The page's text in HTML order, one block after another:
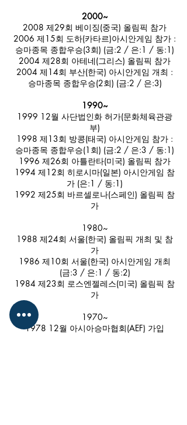
2000~
2008 제29회 베이징(중국) 올림픽 참가
2006 제15회 도하(카타르)아시안게임 참가 :
승마종목 종합우승(3회) (금:2 / 은:1 / 동:1)
2004 제28회 아테네(그리스) 올림픽 참가
2004 제14회 부산(한국) 아시안게임 개최 :
승마종목 종합우승(2회) (금:2 / 은:3)
1990~
1999 12월 사단법인화 허가(문화체육관광
부)
1998 제13회 방콩(태국) 아시안게임 참가 :
승마종목 종합우승(1회) (금:2 / 은:3 / 동:1)
1996 제26회 아틀란타(미국) 올림픽 참가
1994 제12회 히로시마(일본) 아시안게임 참
가 (은:1 / 동:1)
1992 제25회 바르셀로나(스페인) 올림픽 참
가
1980~
1988 제24회 서울(한국) 올림픽 개최 및 참
가
1986 제10회 서울(한국) 아시안게임 개최
(금:3 / 은:1 / 동:2)
1984 제23회 로스엔젤레스(미국) 올림픽 참
가
1970~
1978 12월 아시아승마협회(AEF) 가입